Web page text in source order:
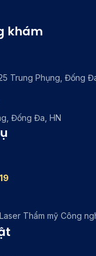
khám
Trung Phụng, Đống
Đống Đa, HN
Thẩm mỹ Công